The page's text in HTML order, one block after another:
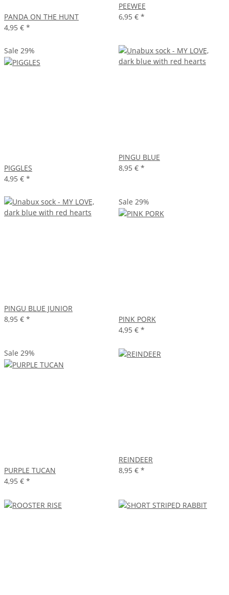
PANDA ON THE HUNT
4,95 € *
PEEWEE
6,95 € *
Sale 29%
PIGGLES
4,95 € *
PINGU BLUE
8,95 € *
PINGU BLUE JUNIOR
8,95 € *
Sale 29%
PINK PORK
4,95 € *
Sale 29%
PURPLE TUCAN
4,95 € *
REINDEER
8,95 € *